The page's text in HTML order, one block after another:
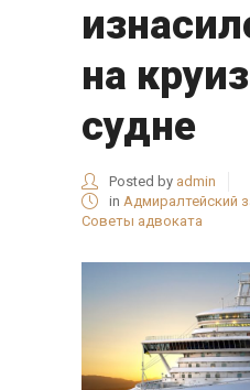
на
судне
Posted by admin
in Адмиралтейский
Советы адвоката